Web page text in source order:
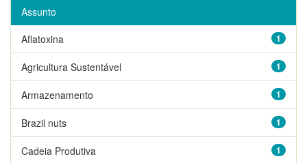
Assunto
1
Aflatoxina
1
Agricultura Sustentável
1
Armazenamento
1
Brazil nuts
1
Cadeia Produtiva